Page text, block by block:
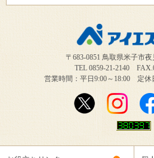
〒683-0851 鳥取県米子市夜
TEL 0859-21-2140
営業時間：平日9:00～18:00 定休